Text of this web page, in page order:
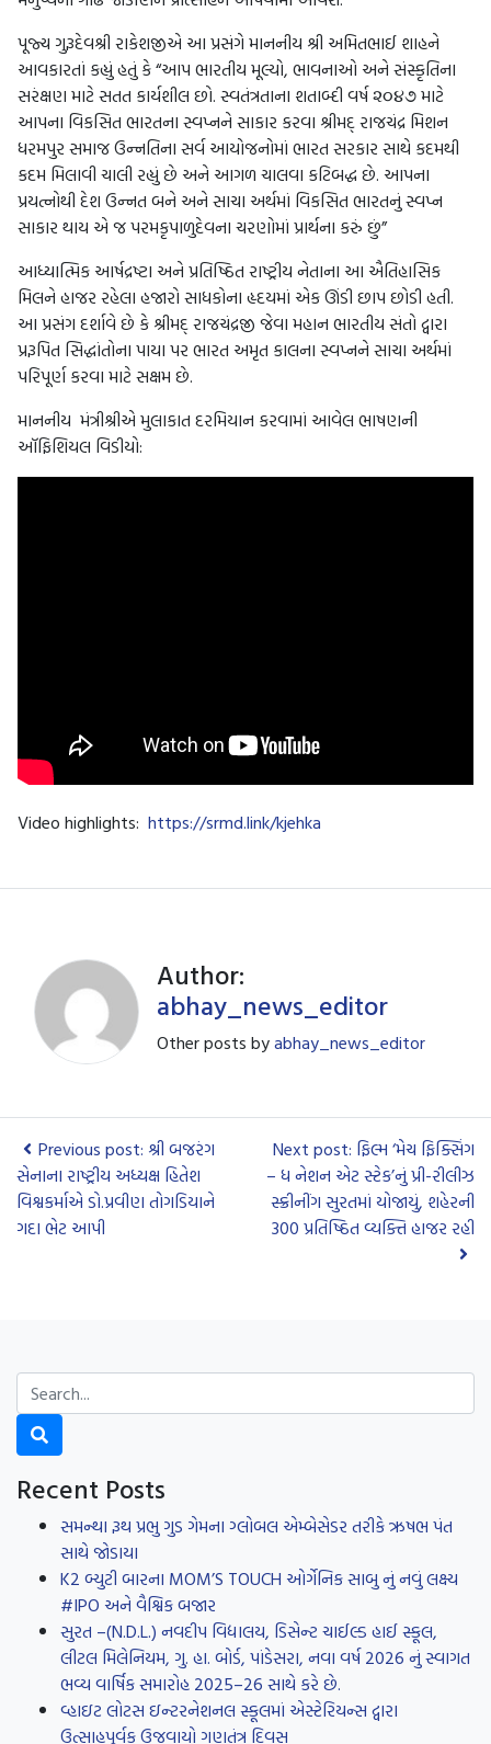
પૂજ્ય ગુરૂદેવશ્રી રાકેશજીએ આ પ્રસંગે માનનીય શ્રી અમિતભાઈ શાહને
આવકારતાં કહ્યું હતું કે “આપ ભારતીય મૂલ્યો, ભાવનાઓ અને સંસ્કૃતિના
સરંક્ષણ માટે સતત કાર્યશીલ છો. સ્વતંત્રતાના શતાબ્દી વર્ષ ૨૦૪૭ માટે
આપના વિકસિત ભારતના સ્વપ્નને સાકાર કરવા શ્રીમદ્ રાજચંદ્ર મિશન
ધરમપુર સમાજ ઉન્નતિના સર્વ આયોજનોમાં ભારત સરકાર સાથે કદમથી
કદમ મિલાવી ચાલી રહ્યું છે અને આગળ ચાલવા કટિબદ્ધ છે. આપના
પ્રયત્નોથી દેશ ઉન્નત બને અને સાચા અર્થમાં વિકસિત ભારતનું સ્વપ્ન
સાકાર થાય એ જ પરમકૃપાળુદેવના ચરણોમાં પ્રાર્થના કરું છું”
આધ્યાત્મિક આર્ષદ્રષ્ટા અને પ્રતિષ્ઠિત રાષ્ટ્રીય નેતાના આ ઐતિહાસિક
મિલને હાજર રહેલા હજારો સાધકોના હૃદયમાં એક ઊંડી છાપ છોડી હતી.
આ પ્રસંગ દર્શાવે છે કે શ્રીમદ્ રાજચંદ્રજી જેવા મહાન ભારતીય સંતો દ્વારા
પ્રરૂપિત સિદ્ધાંતોના પાયા પર ભારત અમૃત કાલના સ્વપ્નને સાચા અર્થમાં
પરિપૂર્ણ કરવા માટે સક્ષમ છે.
માનનીય મંત્રીશ્રીએ મુલાકાત દરમિયાન કરવામાં આવેલ ભાષણની
ઑફિશિયલ વિડીયો:
Video highlights: https://srmd.link/kjehka
Author:
abhay_news_editor
Other posts byabhay_news_editor
Previous post: શ્રી બજરંગ
સેનાના રાષ્ટ્રીય અધ્યક્ષ હિતેશ
વિશ્વકર્માએ ડો.પ્રવીણ તોગડિયાને
ગદા ભેટ આપી
Next post: ફિલ્મ ‘મેચ ફિક્સિંગ
– ધ નેશન એટ સ્ટેક’નું પ્રી-રીલીઝ
સ્ક્રીનીંગ સુરતમાં યોજાયું, શહેરની
300 પ્રતિષ્ઠિત વ્યક્તિ હાજર રહી
Recent Posts
સમન્થા રૂથ પ્રભુ ગુડ ગેમના ગ્લોબલ એમ્બેસેડર તરીકે ઋષભ પંત
સાથે જોડાયા
K2 બ્યુટી બારના MOM’S TOUCH ઓર્ગેનિક સાબુ નું નવું લક્ષ્ય
#IPO અને વૈશ્વિક બજાર
સુરત –(N.D.L.) નવદીપ વિદ્યાલય, ડિસેન્ટ ચાઈલ્ડ હાઈ સ્કૂલ,
લીટલ મિલેનિયમ, ગુ. હા. બોર્ડ, પાંડેસરા, નવા વર્ષ 2026 નું સ્વાગત
ભવ્ય વાર્ષિક સમારોહ 2025–26 સાથે કરે છે.
વ્હાઇટ લોટસ ઇન્ટરનેશનલ સ્કૂલમાં એસ્ટેરિયન્સ દ્વારા
ઉત્સાહપૂર્વક ઉજવાયો ગણતંત્ર દિવસ